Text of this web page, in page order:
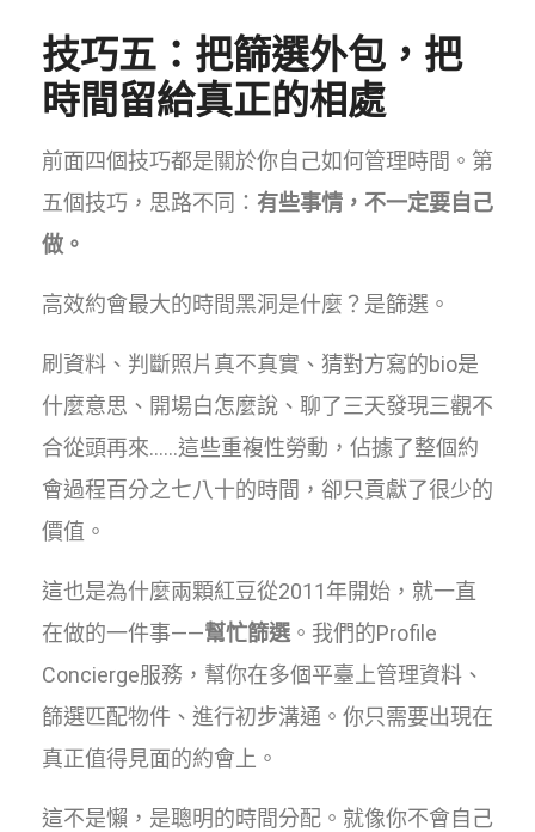
技巧五：把篩選外包，把
時間留給真正的相處
前面四個技巧都是關於你自己如何管理時間。第
五個技巧，思路不同： 有些事情，不一定要自己
做。
高效約會最大的時間黑洞是什麼？是篩選。
刷資料、判斷照片真不真實、猜對方寫的bio是
什麼意思、開場白怎麼說、聊了三天發現三觀不
合從頭再來……這些重複性勞動，佔據了整個約
會過程百分之七八十的時間，卻只貢獻了很少的
價值。
這也是為什麼兩顆紅豆從2011年開始，就一直
在做的一件事——幫忙篩選 。我們的Profile
Concierge服務，幫你在多個平臺上管理資料、
篩選匹配物件、進行初步溝通。你只需要出現在
真正值得見面的約會上。
這不是懶，是聰明的時間分配。就像你不會自己